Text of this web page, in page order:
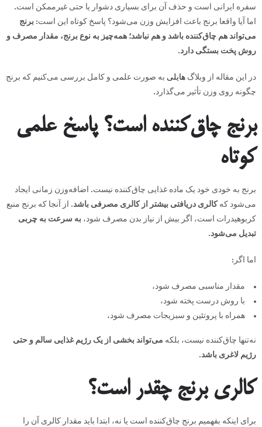
سفره ایرانی است و حذف آن برای بسیاری دشوار یا حتی غیرممکن است.
اما آیا واقعا برنج باعث افزایش وزن می‌شود؟ پاسخ کوتاه این است: برنج
می‌تواند هم چاق‌کننده باشد و هم نباشد؛ همه‌چیز به نوع برنج، مقدار مصرف و
روش پخت بستگی دارد.
در این مقاله از وبلاگ هایلی به صورت علمی و کامل بررسی می‌کنیم که برنج
چگونه روی وزن تأثیر می‌گذارد.
برنج چاق‌کننده است؟ پاسخ علمی
کوتاه
برنج به خودی خود یک ماده غذایی چاق‌کننده نیست. اضافه‌وزن زمانی ایجاد
می‌شود که کالری دریافتی بیشتر از کالری مصرفی باشد. از آنجا که برنج منبع
کربوهیدرات است، اگر بیش از نیاز بدن مصرف شود، به سرعت به چربی
تبدیل می‌شود.
اما اگر:
مقدار مناسبی مصرف شود،
با روش درست پخته شود،
همراه با پروتئین و سبزیجات مصرف شود،
نه‌تنها چاق‌کننده نیست، بلکه می‌تواند بخشی از یک رژیم غذایی سالم و حتی
رژیم لاغری باشد.
کالری برنج چقدر است؟
برای اینکه بفهمیم برنج چاق‌کننده است یا نه، ابتدا باید مقدار کالری آن را